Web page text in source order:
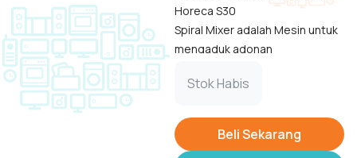
Horeca S30
Spiral Mixer adalah Mesin untuk
mengaduk adonan
mengatasi semua jenis adonan
bowl/mangkuk dari mixer ini
berukuran besar, sehingga
Stok Habis
Beli Sekarang